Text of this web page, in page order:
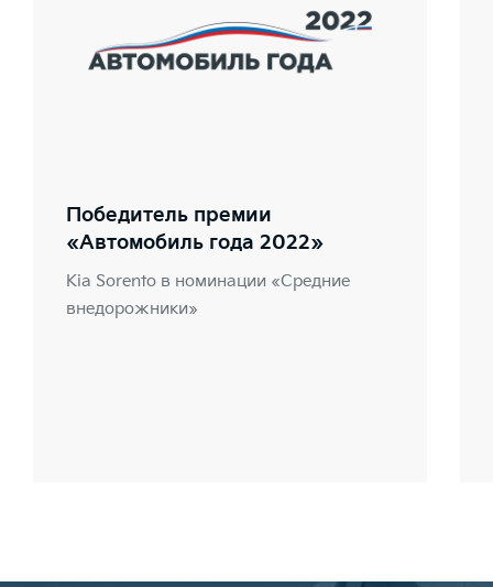
Победитель премии
«Автомобиль года 2022»
Kia Sorento в номинации «Средние
внедорожники»